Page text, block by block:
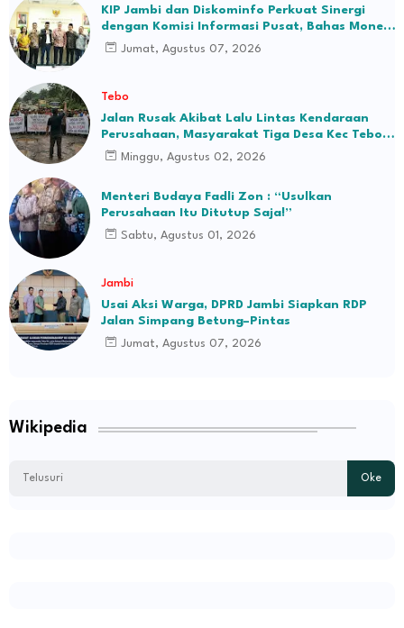
KIP Jambi dan Diskominfo Perkuat Sinergi
dengan Komisi Informasi Pusat, Bahas Monev
hingga Seleksi Komisioner
Jumat, Agustus 07, 2026
Tebo
Jalan Rusak Akibat Lalu Lintas Kendaraan
Perusahaan, Masyarakat Tiga Desa Kec Tebo
Ilir Bakal Blokade Jalan
Minggu, Agustus 02, 2026
Menteri Budaya Fadli Zon : “Usulkan
Perusahaan Itu Ditutup Saja!”
Sabtu, Agustus 01, 2026
Jambi
Usai Aksi Warga, DPRD Jambi Siapkan RDP
Jalan Simpang Betung–Pintas
Jumat, Agustus 07, 2026
Wikipedia